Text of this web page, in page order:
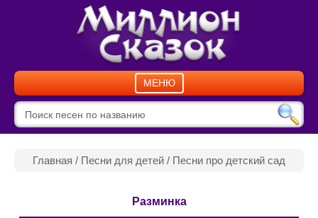
МЕНЮ
Главная / Песни для детей / Песни про детский сад
Разминка